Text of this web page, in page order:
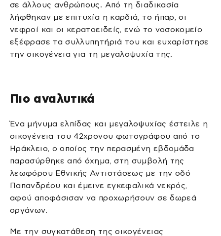
σε άλλους ανθρώπους. Από τη διαδικασία
λήφθηκαν με επιτυχία η καρδιά, το ήπαρ, οι
νεφροί και οι κερατοειδείς, ενώ το νοσοκομείο
εξέφρασε τα συλλυπητήριά του και ευχαρίστησε
την οικογένεια για τη μεγαλοψυχία της.
Πιο αναλυτικά
Ένα μήνυμα ελπίδας και μεγαλοψυχίας έστειλε η
οικογένεια του 42χρονου φωτογράφου από το
Ηράκλειο, ο οποίος την περασμένη εβδομάδα
παρασύρθηκε από όχημα, στη συμβολή της
λεωφόρου Εθνικής Αντιστάσεως με την οδό
Παπανδρέου και έμεινε εγκεφαλικά νεκρός,
αφού αποφάσισαν να προχωρήσουν σε δωρεά
οργάνων.
Με την συγκατάθεση της οικογένειας